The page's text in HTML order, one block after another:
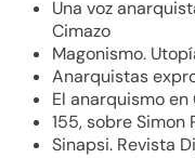
Una voz
Cimazo
Magonismo.
Anarquistas
El anarquismo en
155, sobre Simon
Sinapsi. Revista